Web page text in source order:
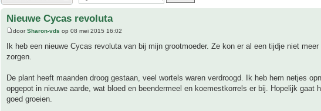
Nieuwe Cycas revoluta
doorSharon-vds op 08 mei 2015 16:02
Ik heb een nieuwe Cycas revoluta van bij mijn grootmoeder. Ze kon er al een tijdje niet meer
zorgen.
De plant heeft maanden droog gestaan, veel wortels waren verdroogd. Ik heb hem netjes
opgepot in nieuwe aarde, wat bloed en beendermeel en koemestkorrels er bij. Hopelijk gaat
goed groeien.